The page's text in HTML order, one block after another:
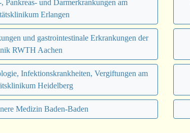
Pankreas- und Darmerkrankungen am
Erlangen
und gastrointestinale Erkrankungen der
RWTH Aachen
Infektionskrankheiten, Vergiftungen am
Heidelberg
Medizin Baden-Baden